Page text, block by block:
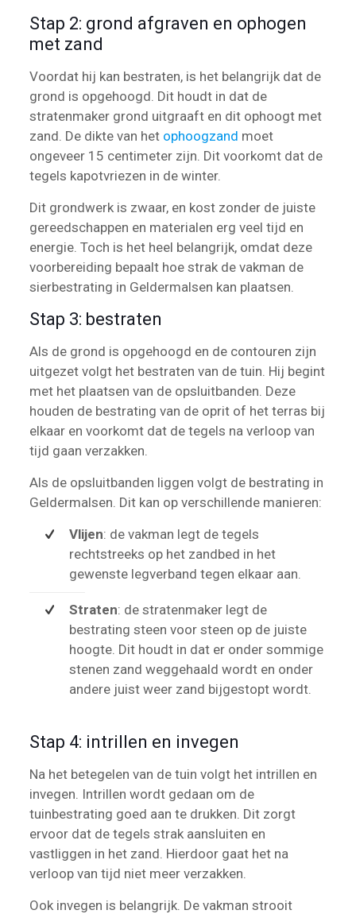
Stap 2: grond afgraven en ophogen
met zand
Voordat hij kan bestraten, is het belangrijk dat de
grond is opgehoogd. Dit houdt in dat de
stratenmaker grond uitgraaft en dit ophoogt met
zand. De dikte van het ophoogzand moet
ongeveer 15 centimeter zijn. Dit voorkomt dat de
tegels kapotvriezen in de winter.
Dit grondwerk is zwaar, en kost zonder de juiste
gereedschappen en materialen erg veel tijd en
energie. Toch is het heel belangrijk, omdat deze
voorbereiding bepaalt hoe strak de vakman de
sierbestrating in Geldermalsen kan plaatsen.
Stap 3: bestraten
Als de grond is opgehoogd en de contouren zijn
uitgezet volgt het bestraten van de tuin. Hij begint
met het plaatsen van de opsluitbanden. Deze
houden de bestrating van de oprit of het terras bij
elkaar en voorkomt dat de tegels na verloop van
tijd gaan verzakken.
Als de opsluitbanden liggen volgt de bestrating in
Geldermalsen. Dit kan op verschillende manieren:
Vlijen: de vakman legt de tegels
rechtstreeks op het zandbed in het
gewenste legverband tegen elkaar aan.
Straten: de stratenmaker legt de
bestrating steen voor steen op de juiste
hoogte. Dit houdt in dat er onder sommige
stenen zand weggehaald wordt en onder
andere juist weer zand bijgestopt wordt.
Stap 4: intrillen en invegen
Na het betegelen van de tuin volgt het intrillen en
invegen. Intrillen wordt gedaan om de
tuinbestrating goed aan te drukken. Dit zorgt
ervoor dat de tegels strak aansluiten en
vastliggen in het zand. Hierdoor gaat het na
verloop van tijd niet meer verzakken.
Ook invegen is belangrijk. De vakman strooit